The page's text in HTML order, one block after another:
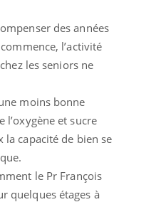
des années
l’activité
les seniors ne
moins bonne
l’oxygène et sucre
la capacité de bien se
le Pr François
quelques étages à